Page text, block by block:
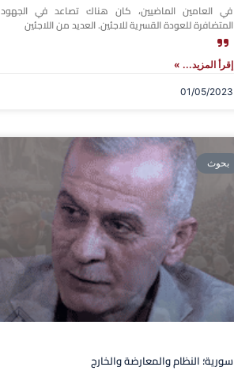
في العامين الماضيين، كان هناك تصاعد في الجهود
المتضافرة للعودة القسرية للاجئين. العديد من اللاجئين
إقرأ المزيد... »
01/05/2023
بحوث
سورية؛ النظام والمعارضة والخارج